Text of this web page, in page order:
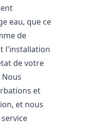
eau, que ce
de
l'installation
de votre
et
et nous